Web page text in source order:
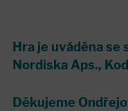
Hra je uváděna se
Nordiska Aps.,
Děkujeme